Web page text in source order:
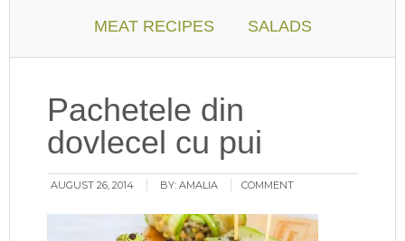
MEAT RECIPES SALADS
Pachetele din
dovlecel cu pui
AUGUST 26, 2014 BY:AMALIA COMMENT